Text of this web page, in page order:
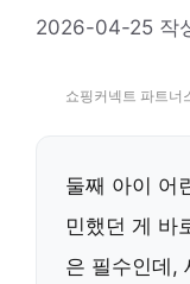
2026-04-25 작
쇼핑커넥트 파트너
둘째 아이 어
민했던 게 바
은 필수인데,